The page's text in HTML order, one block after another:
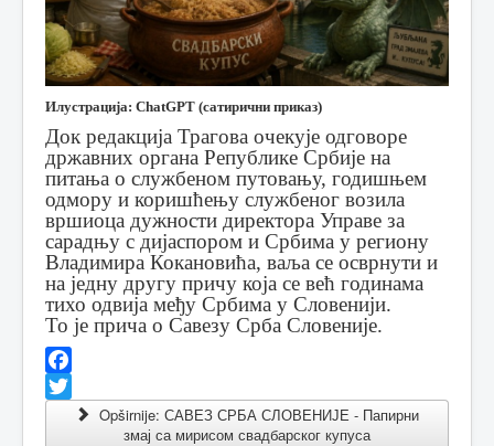
Илустрација: ChatGPT (сатирични приказ)
Док редакција Трагова очекује одговоре
државних органа Републике Србије на
питања о службеном путовању, годишњем
одмору и коришћењу службеног возила
вршиоца дужности директора Управе за
сарадњу с дијаспором и Србима у региону
Владимира Кокановића, ваља се осврнути и
на једну другу причу која се већ годинама
тихо одвија међу Србима у Словенији.
То је прича о Савезу Срба Словеније.
Facebook
Twitter Opširnije: САВЕЗ СРБА СЛОВЕНИЈЕ - Папирни
змај са мирисом свадбарског купуса